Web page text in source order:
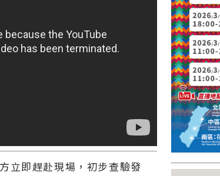
立即趕赴現場，初步查驗發